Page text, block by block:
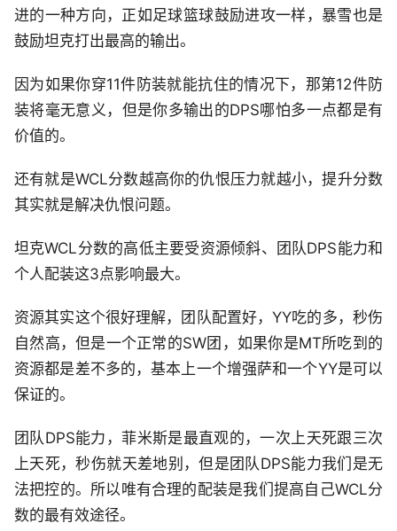
进的一种方向，正如足球篮球鼓励进攻一样，暴雪也是
鼓励坦克打出最高的输出。
因为如果你穿11件防装就能抗住的情况下，那第12件防
装将毫无意义，但是你多输出的DPS哪怕多一点都是有
价值的。
还有就是WCL分数越高你的仇恨压力就越小，提升分数
其实就是解决仇恨问题。
坦克WCL分数的高低主要受资源倾斜、团队DPS能力和
个人配装这3点影响最大。
资源其实这个很好理解，团队配置好，YY吃的多，秒伤
自然高，但是一个正常的SW团，如果你是MT所吃到的
资源都是差不多的，基本上一个增强萨和一个YY是可以
保证的。
团队DPS能力，菲米斯是最直观的，一次上天死跟三次
上天死，秒伤就天差地别，但是团队DPS能力我们是无
法把控的。所以唯有合理的配装是我们提高自己WCL分
数的最有效途径。